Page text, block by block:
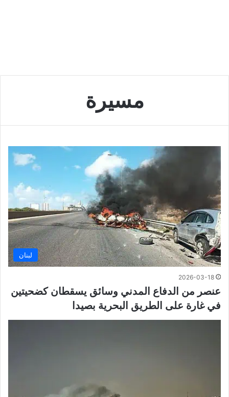
مسيرة
لبنان
2026-03-18
عنصر من الدفاع المدني وسائق يسقطان كضحيتين
في غارة على الطريق البحرية بصيدا